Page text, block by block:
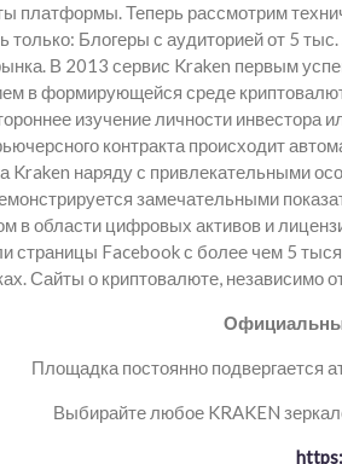
платформы. Теперь рассмотрим
только: Блогеры с аудиторией от 5
В 2013 сервис Kraken первым
в формирующейся среде
изучение личности инвестора
контракта происходит
Kraken наряду с привлекательными
замечательными
в области цифровых активов и
страницы Facebook с более чем 5
Сайты о криптовалюте, независимо
Площадка постоянно подвергается
Выбирайте любое KRAKEN